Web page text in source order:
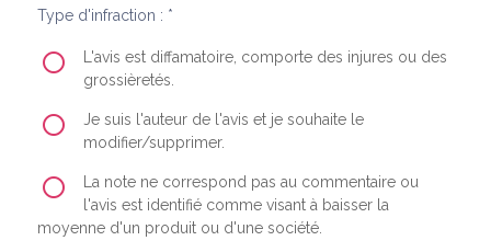
Type d'infraction : *
L'avis est diffamatoire, comporte des injures ou des
grossièretés.
Je suis l'auteur de l'avis et je souhaite le
modifier/supprimer.
La note ne correspond pas au commentaire ou
l'avis est identifié comme visant à baisser la
moyenne d'un produit ou d'une société.